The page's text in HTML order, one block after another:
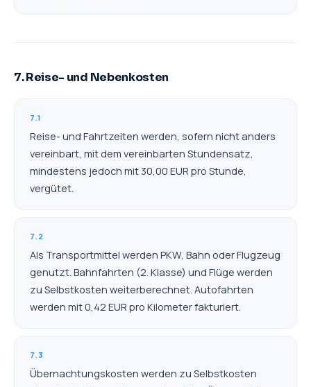
7. Reise- und Nebenkosten
7.1
Reise- und Fahrtzeiten werden, sofern nicht anders
vereinbart, mit dem vereinbarten Stundensatz,
mindestens jedoch mit 30,00 EUR pro Stunde,
vergütet.
7.2
Als Transportmittel werden PKW, Bahn oder Flugzeug
genutzt. Bahnfahrten (2. Klasse) und Flüge werden
zu Selbstkosten weiterberechnet. Autofahrten
werden mit 0,42 EUR pro Kilometer fakturiert.
7.3
Übernachtungskosten werden zu Selbstkosten